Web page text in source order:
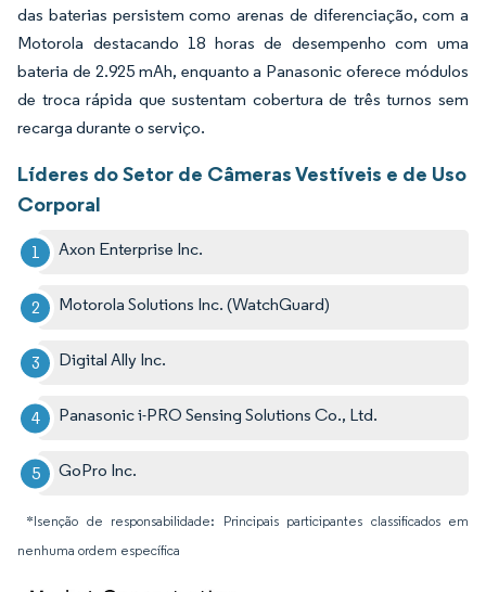
das baterias persistem como arenas de diferenciação, com a
Motorola destacando 18 horas de desempenho com uma
bateria de 2.925 mAh, enquanto a Panasonic oferece módulos
de troca rápida que sustentam cobertura de três turnos sem
recarga durante o serviço.
Líderes do Setor de Câmeras Vestíveis e de Uso
Corporal
Axon Enterprise Inc.
Motorola Solutions Inc. (WatchGuard)
Digital Ally Inc.
Panasonic i-PRO Sensing Solutions Co., Ltd.
GoPro Inc.
*Isenção de responsabilidade: Principais participantes classificados em
nenhuma ordem específica